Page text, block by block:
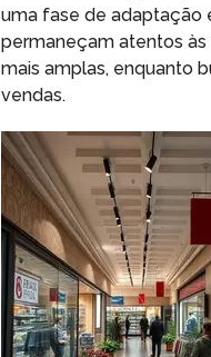
uma fase de adaptação
permaneçam atentos
mais amplas, enquanto
vendas.